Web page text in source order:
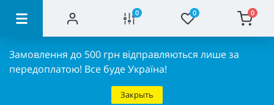
0 0 0
Замовлення до 500 грн відправляються лише за
передоплатою! Все буде Україна!
Закрыть